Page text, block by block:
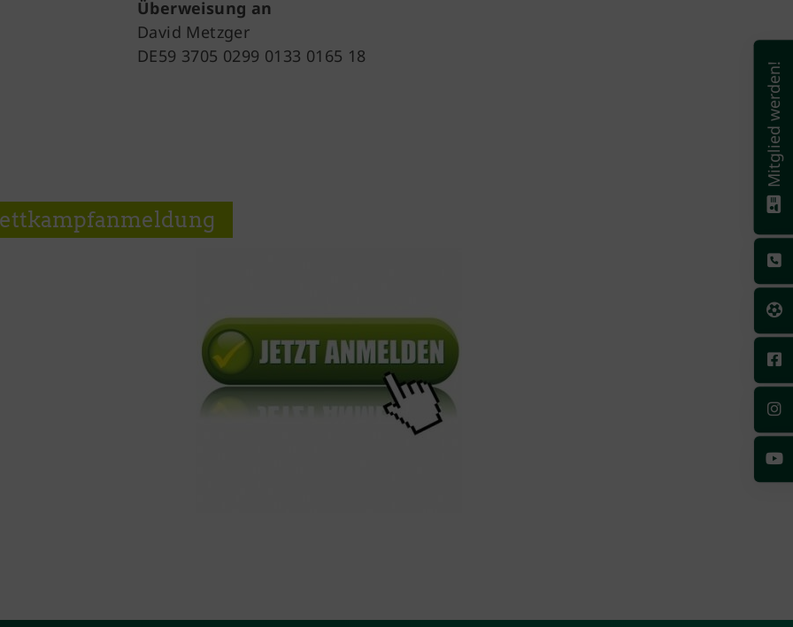
Überweisung an
David Metzger
DE59 3705 0299 0133 0165 18
Mitglied werden!